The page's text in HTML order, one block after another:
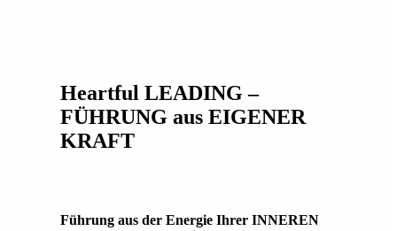
Heartful LEADING –
FÜHRUNG aus EIGENER
KRAFT
Führung aus der Energie Ihrer INNEREN